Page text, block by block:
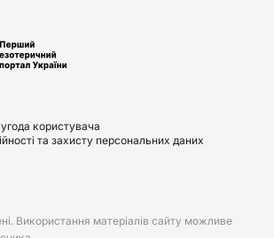
користувача
та захисту персональних даних
Використання матеріалів сайту можливе